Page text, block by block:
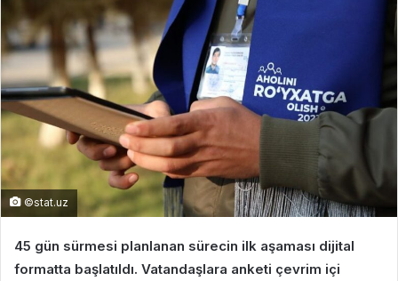
©stat.uz
45 gün sürmesi planlanan sürecin ilk aşaması dijital
formatta başlatıldı. Vatandaşlara anketi çevrim içi